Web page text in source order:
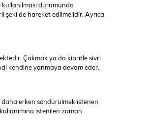
durumunda
şekilde hareket edilmelidir. Ayrıca
Çakmak ya da kibritle sivri
kendine yanmaya devam eder.
erken söndürülmek istenen
istenilen zaman